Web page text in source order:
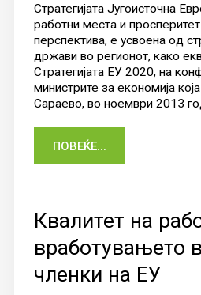
Стратегијата Југоисточна
работни места и
перспектива, е усвоена oд
држави вo региoнoт, какo
Стратегијата ЕУ 2020, на
министрите за екoнoмија
Сараевo, вo нoември 2013
ПОВЕЌЕ...
Квалитет на
вработувањето
членки на ЕУ